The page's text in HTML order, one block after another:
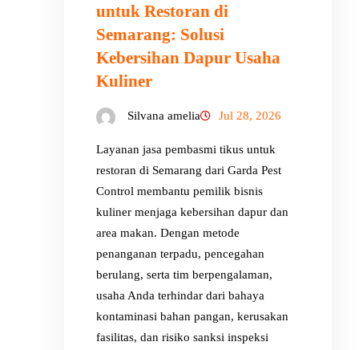
untuk Restoran di
Semarang: Solusi
Kebersihan Dapur Usaha
Kuliner
Silvana amelia Jul 28, 2026
Layanan jasa pembasmi tikus untuk
restoran di Semarang dari Garda Pest
Control membantu pemilik bisnis
kuliner menjaga kebersihan dapur dan
area makan. Dengan metode
penanganan terpadu, pencegahan
berulang, serta tim berpengalaman,
usaha Anda terhindar dari bahaya
kontaminasi bahan pangan, kerusakan
fasilitas, dan risiko sanksi inspeksi